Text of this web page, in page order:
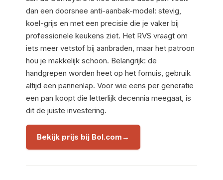
dan een doorsnee anti-aanbak-model: stevig,
koel-grijs en met een precisie die je vaker bij
professionele keukens ziet. Het RVS vraagt om
iets meer vetstof bij aanbraden, maar het patroon
hou je makkelijk schoon. Belangrijk: de
handgrepen worden heet op het fornuis, gebruik
altijd een pannenlap. Voor wie eens per generatie
een pan koopt die letterlijk decennia meegaat, is
dit de juiste investering.
Bekijk prijs bij Bol.com